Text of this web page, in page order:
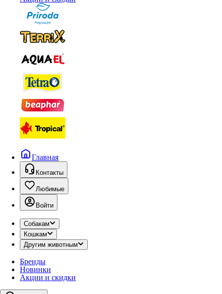
Главная
Контакты
Любимые
Войти
Собакам
Кошкам
Другим животным
Бренды
Новинки
Акции и скидки